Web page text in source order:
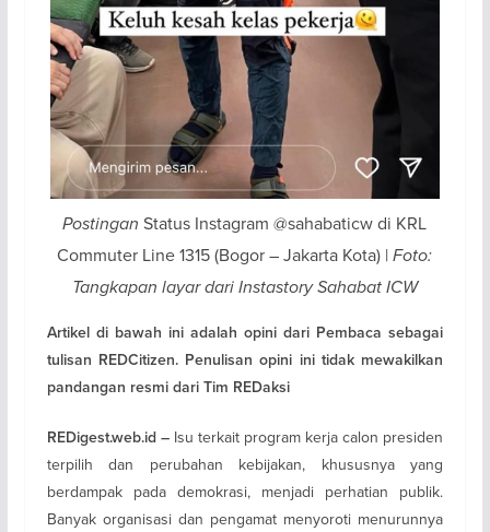
Postingan Status Instagram @sahabaticw di KRL
Commuter Line 1315 (Bogor – Jakarta Kota) |Foto:
Tangkapan layar dari Instastory Sahabat ICW
Artikel di bawah ini adalah opini dari Pembaca sebagai
tulisan REDCitizen. Penulisan opini ini tidak mewakilkan
pandangan resmi dari Tim REDaksi
REDigest.web.id – Isu terkait program kerja calon presiden
terpilih dan perubahan kebijakan, khususnya yang
berdampak pada demokrasi, menjadi perhatian publik.
Banyak organisasi dan pengamat menyoroti menurunnya